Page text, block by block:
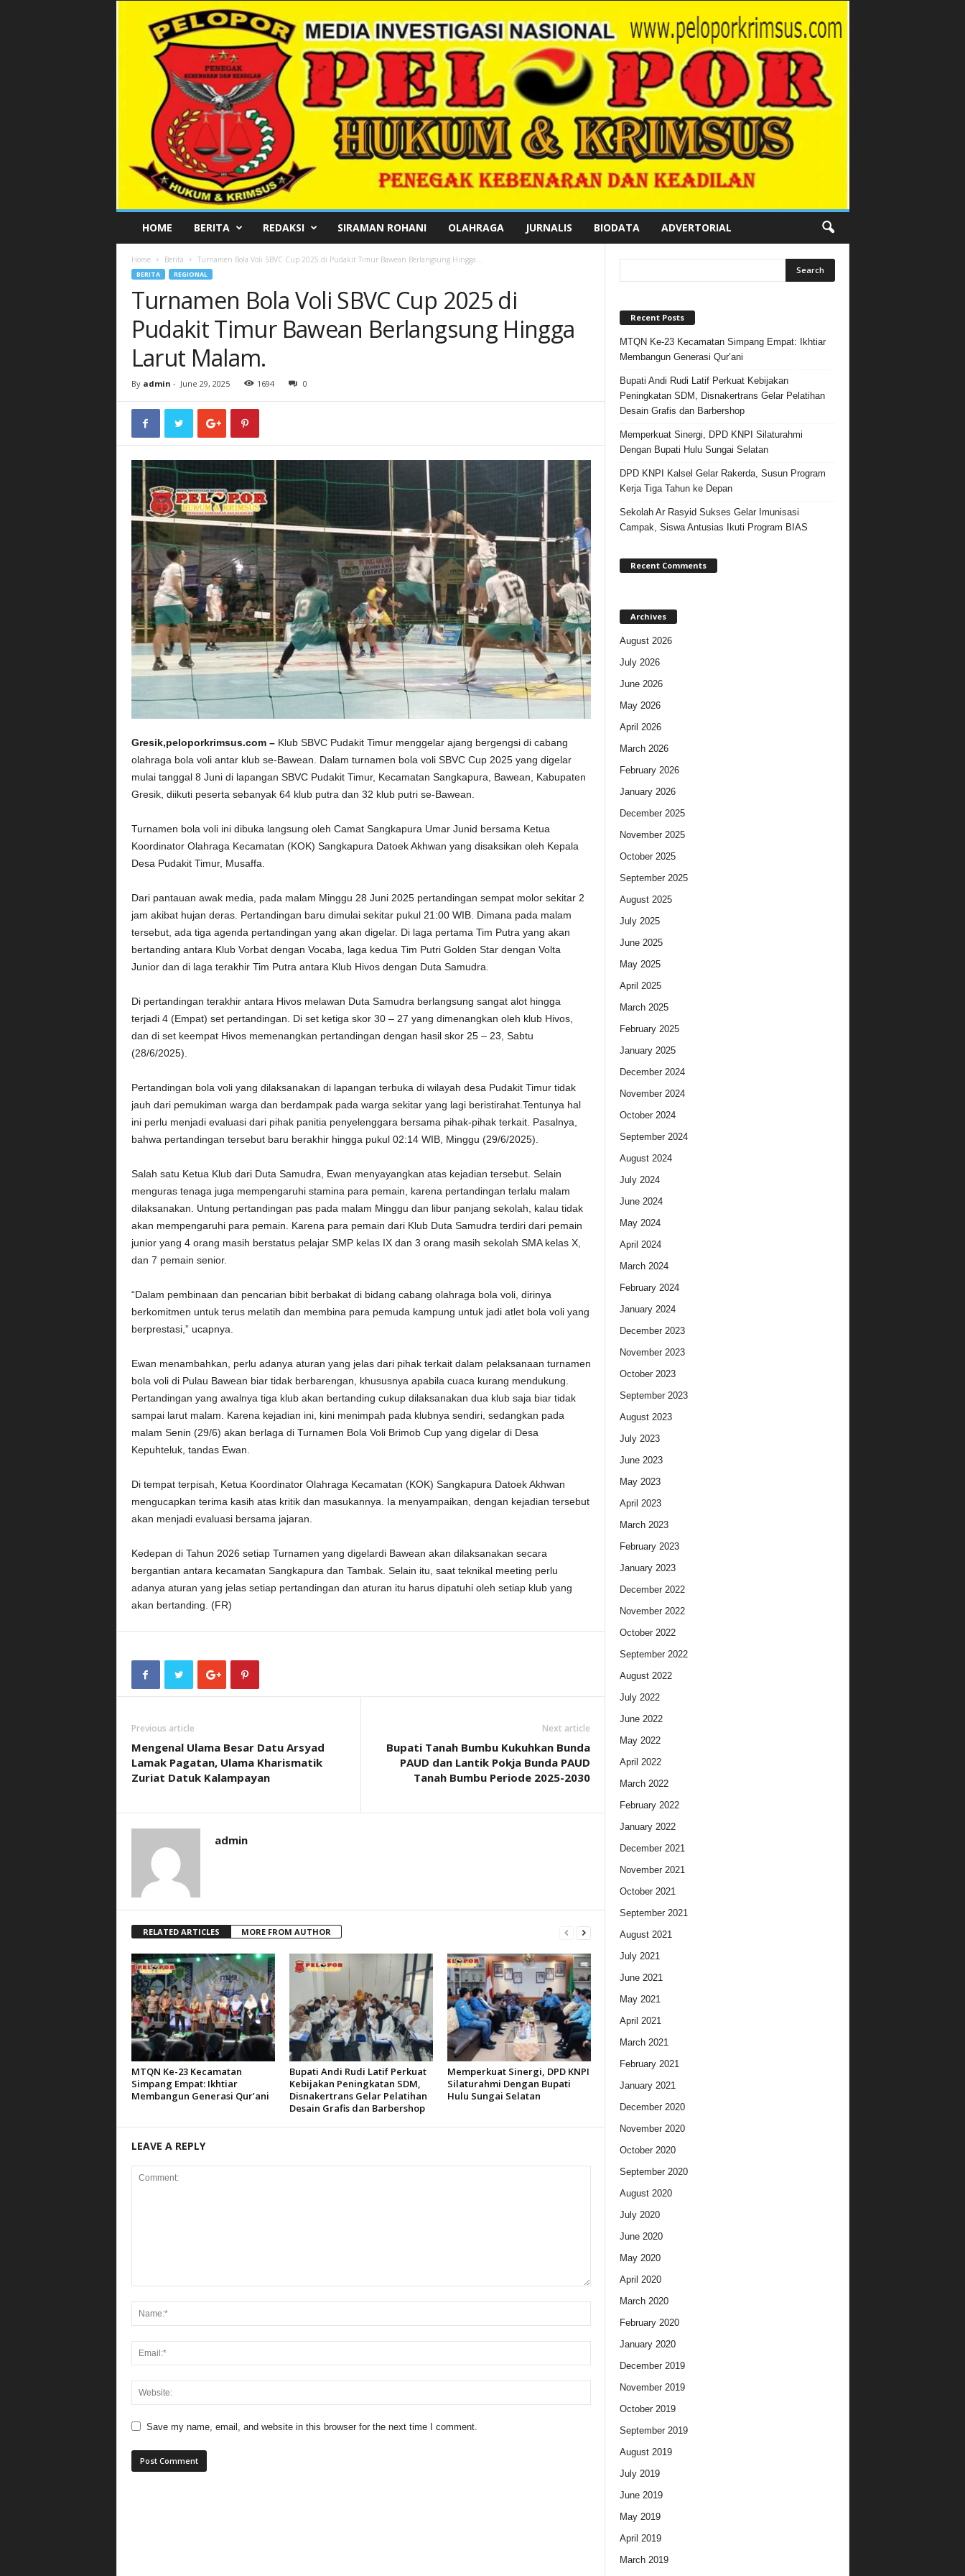
L
HOME BERITA REDAKSI SIRAMAN ROHANI OLAHRAGA JURNALIS BIODATA ADVERTORIAL
Home Berita Turnamen Bola Voli SBVC Cup 2025 di Pudakit Timur Bawean Berlangsung Hingga...
BERITA REGIONAL
Turnamen Bola Voli SBVC Cup 2025 di
Pudakit Timur Bawean Berlangsung Hingga
Larut Malam.
By admin - June 29, 2025 1694 0
Gresik,peloporkrimsus.com – Klub SBVC Pudakit Timur menggelar ajang bergengsi di cabang
olahraga bola voli antar klub se-Bawean. Dalam turnamen bola voli SBVC Cup 2025 yang digelar
mulai tanggal 8 Juni di lapangan SBVC Pudakit Timur, Kecamatan Sangkapura, Bawean, Kabupaten
Gresik, diikuti peserta sebanyak 64 klub putra dan 32 klub putri se-Bawean.
Turnamen bola voli ini dibuka langsung oleh Camat Sangkapura Umar Junid bersama Ketua
Koordinator Olahraga Kecamatan (KOK) Sangkapura Datoek Akhwan yang disaksikan oleh Kepala
Desa Pudakit Timur, Musaffa.
Dari pantauan awak media, pada malam Minggu 28 Juni 2025 pertandingan sempat molor sekitar 2
jam akibat hujan deras. Pertandingan baru dimulai sekitar pukul 21:00 WIB. Dimana pada malam
tersebut, ada tiga agenda pertandingan yang akan digelar. Di laga pertama Tim Putra yang akan
bertanding antara Klub Vorbat dengan Vocaba, laga kedua Tim Putri Golden Star dengan Volta
Junior dan di laga terakhir Tim Putra antara Klub Hivos dengan Duta Samudra.
Di pertandingan terakhir antara Hivos melawan Duta Samudra berlangsung sangat alot hingga
terjadi 4 (Empat) set pertandingan. Di set ketiga skor 30 – 27 yang dimenangkan oleh klub Hivos,
dan di set keempat Hivos memenangkan pertandingan dengan hasil skor 25 – 23, Sabtu
(28/6/2025).
Pertandingan bola voli yang dilaksanakan di lapangan terbuka di wilayah desa Pudakit Timur tidak
jauh dari pemukiman warga dan berdampak pada warga sekitar yang lagi beristirahat.Tentunya hal
ini perlu menjadi evaluasi dari pihak panitia penyelenggara bersama pihak-pihak terkait. Pasalnya,
bahwa pertandingan tersebut baru berakhir hingga pukul 02:14 WIB, Minggu (29/6/2025).
Salah satu Ketua Klub dari Duta Samudra, Ewan menyayangkan atas kejadian tersebut. Selain
menguras tenaga juga mempengaruhi stamina para pemain, karena pertandingan terlalu malam
dilaksanakan. Untung pertandingan pas pada malam Minggu dan libur panjang sekolah, kalau tidak
akan mempengaruhi para pemain. Karena para pemain dari Klub Duta Samudra terdiri dari pemain
junior yang 4 orang masih berstatus pelajar SMP kelas IX dan 3 orang masih sekolah SMA kelas X,
dan 7 pemain senior.
“Dalam pembinaan dan pencarian bibit berbakat di bidang cabang olahraga bola voli, dirinya
berkomitmen untuk terus melatih dan membina para pemuda kampung untuk jadi atlet bola voli yang
berprestasi,” ucapnya.
Ewan menambahkan, perlu adanya aturan yang jelas dari pihak terkait dalam pelaksanaan turnamen
bola voli di Pulau Bawean biar tidak berbarengan, khususnya apabila cuaca kurang mendukung.
Pertandingan yang awalnya tiga klub akan bertanding cukup dilaksanakan dua klub saja biar tidak
sampai larut malam. Karena kejadian ini, kini menimpah pada klubnya sendiri, sedangkan pada
malam Senin (29/6) akan berlaga di Turnamen Bola Voli Brimob Cup yang digelar di Desa
Kepuhteluk, tandas Ewan.
Di tempat terpisah, Ketua Koordinator Olahraga Kecamatan (KOK) Sangkapura Datoek Akhwan
mengucapkan terima kasih atas kritik dan masukannya. Ia menyampaikan, dengan kejadian tersebut
akan menjadi evaluasi bersama jajaran.
Kedepan di Tahun 2026 setiap Turnamen yang digelardi Bawean akan dilaksanakan secara
bergantian antara kecamatan Sangkapura dan Tambak. Selain itu, saat teknikal meeting perlu
adanya aturan yang jelas setiap pertandingan dan aturan itu harus dipatuhi oleh setiap klub yang
akan bertanding. (FR)
Previous article
Mengenal Ulama Besar Datu Arsyad
Lamak Pagatan, Ulama Kharismatik
Zuriat Datuk Kalampayan
Next article
Bupati Tanah Bumbu Kukuhkan Bunda
PAUD dan Lantik Pokja Bunda PAUD
Tanah Bumbu Periode 2025-2030
admin
RELATED ARTICLES MORE FROM AUTHOR
MTQN Ke-23 Kecamatan
Simpang Empat: Ikhtiar
Membangun Generasi Qur’ani
Bupati Andi Rudi Latif Perkuat
Kebijakan Peningkatan SDM,
Disnakertrans Gelar Pelatihan
Desain Grafis dan Barbershop
Memperkuat Sinergi, DPD KNPI
Silaturahmi Dengan Bupati
Hulu Sungai Selatan
LEAVE A REPLY
Save my name, email, and website in this browser for the next time I comment.
Recent Posts
MTQN Ke-23 Kecamatan Simpang Empat: Ikhtiar
Membangun Generasi Qur’ani
Bupati Andi Rudi Latif Perkuat Kebijakan
Peningkatan SDM, Disnakertrans Gelar Pelatihan
Desain Grafis dan Barbershop
Memperkuat Sinergi, DPD KNPI Silaturahmi
Dengan Bupati Hulu Sungai Selatan
DPD KNPI Kalsel Gelar Rakerda, Susun Program
Kerja Tiga Tahun ke Depan
Sekolah Ar Rasyid Sukses Gelar Imunisasi
Campak, Siswa Antusias Ikuti Program BIAS
Recent Comments
Archives
August 2026
July 2026
June 2026
May 2026
April 2026
March 2026
February 2026
January 2026
December 2025
November 2025
October 2025
September 2025
August 2025
July 2025
June 2025
May 2025
April 2025
March 2025
February 2025
January 2025
December 2024
November 2024
October 2024
September 2024
August 2024
July 2024
June 2024
May 2024
April 2024
March 2024
February 2024
January 2024
December 2023
November 2023
October 2023
September 2023
August 2023
July 2023
June 2023
May 2023
April 2023
March 2023
February 2023
January 2023
December 2022
November 2022
October 2022
September 2022
August 2022
July 2022
June 2022
May 2022
April 2022
March 2022
February 2022
January 2022
December 2021
November 2021
October 2021
September 2021
August 2021
July 2021
June 2021
May 2021
April 2021
March 2021
February 2021
January 2021
December 2020
November 2020
October 2020
September 2020
August 2020
July 2020
June 2020
May 2020
April 2020
March 2020
February 2020
January 2020
December 2019
November 2019
October 2019
September 2019
August 2019
July 2019
June 2019
May 2019
April 2019
March 2019